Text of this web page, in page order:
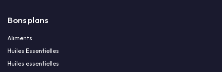
Bons plans
Aliments
Huiles Essentielles
Huiles essentielles